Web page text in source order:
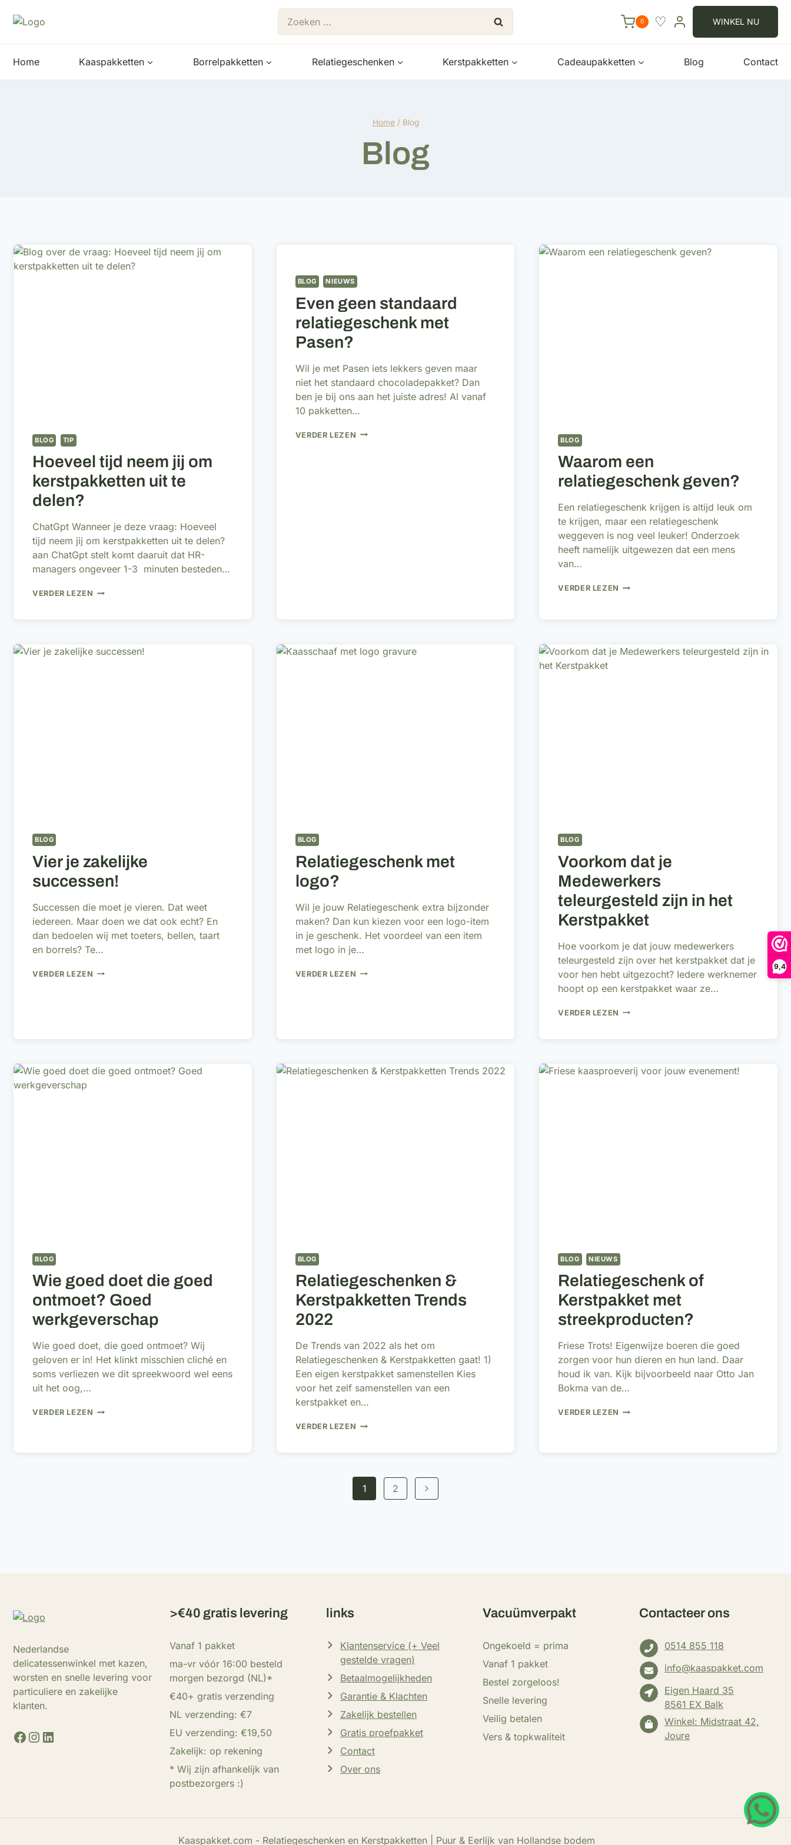
9,4
naar
naar:
0 ♡ WINKEL NU
Home Kaaspakketten Borrelpakketten Relatiegeschenken Kerstpakketten Cadeaupakketten Blog Contact
Home / Blog
Blog
BLOG TIP
Hoeveel tijd neem jij om
kerstpakketten uit te
delen?
ChatGpt Wanneer je deze vraag: Hoeveel
tijd neem jij om kerstpakketten uit te delen?
aan ChatGpt stelt komt daaruit dat HR-
managers ongeveer 1-3 minuten besteden…
VERDER LEZEN HOEVEEL
OM
BLOG NIEUWS
Even geen standaard
relatiegeschenk met
Pasen?
Wil je met Pasen iets lekkers geven maar
niet het standaard chocoladepakket? Dan
ben je bij ons aan het juiste adres! Al vanaf
10 pakketten…
VERDER LEZEN EVEN
BLOG
Waarom een
relatiegeschenk geven?
Een relatiegeschenk krijgen is altijd leuk om
te krijgen, maar een relatiegeschenk
weggeven is nog veel leuker! Onderzoek
heeft namelijk uitgewezen dat een mens
van…
VERDER LEZEN WAAROM
BLOG
Vier je zakelijke
successen!
Successen die moet je vieren. Dat weet
iedereen. Maar doen we dat ook echt? En
dan bedoelen wij met toeters, bellen, taart
en borrels? Te…
VERDER LEZEN VIER
BLOG
Relatiegeschenk met
logo?
Wil je jouw Relatiegeschenk extra bijzonder
maken? Dan kun kiezen voor een logo-item
in je geschenk. Het voordeel van een item
met logo in je…
VERDER LEZEN RELATIEGESCHENK
BLOG
Voorkom dat je
Medewerkers
teleurgesteld zijn in het
Kerstpakket
Hoe voorkom je dat jouw medewerkers
teleurgesteld zijn over het kerstpakket dat je
voor hen hebt uitgezocht? Iedere werknemer
hoopt op een kerstpakket waar ze…
VERDER LEZEN VOORKOM
TELEURGESTELD
BLOG
Wie goed doet die goed
ontmoet? Goed
werkgeverschap
Wie goed doet, die goed ontmoet? Wij
geloven er in! Het klinkt misschien cliché en
soms verliezen we dit spreekwoord wel eens
uit het oog,…
VERDER LEZEN WIE
BLOG
Relatiegeschenken &
Kerstpakketten Trends
2022
De Trends van 2022 als het om
Relatiegeschenken & Kerstpakketten gaat! 1)
Een eigen kerstpakket samenstellen Kies
voor het zelf samenstellen van een
kerstpakket en…
VERDER LEZEN RELATIEGESCHENKEN
2022
BLOG NIEUWS
Relatiegeschenk of
Kerstpakket met
streekproducten?
Friese Trots! Eigenwijze boeren die goed
zorgen voor hun dieren en hun land. Daar
houd ik van. Kijk bijvoorbeeld naar Otto Jan
Bokma van de…
VERDER LEZEN RELATIEGESCHENK
Paginanavigatie
1 2
Volgende
Nederlandse
delicatessenwinkel met kazen,
worsten en snelle levering voor
particuliere en zakelijke
klanten.
Facebook
Instagram
LinkedIn
>€40 gratis levering
Vanaf 1 pakket
ma-vr vóór 16:00 besteld
morgen bezorgd (NL)*
€40+ gratis verzending
NL verzending: €7
EU verzending: €19,50
Zakelijk: op rekening
* Wij zijn afhankelijk van
postbezorgers :)
links
Klantenservice (+ Veel
gestelde vragen)
Betaalmogelijkheden
Garantie & Klachten
Zakelijk bestellen
Gratis proefpakket
Contact
Over ons
Vacuümverpakt
Ongekoeld = prima
Vanaf 1 pakket
Bestel zorgeloos!
Snelle levering
Veilig betalen
Vers & topkwaliteit
Contacteer ons
0514 855 118
info@kaaspakket.com
Eigen Haard 35
8561 EX Balk
Winkel: Midstraat 42,
Joure
Kaaspakket.com - Relatiegeschenken en Kerstpakketten | Puur & Eerlijk van Hollandse bodem